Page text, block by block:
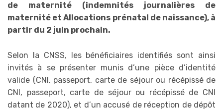
de maternité (indemnités journalières de
maternité et Allocations prénatal de naissance), à
partir du 2 juin prochain.
Selon la CNSS, les bénéficiaires identifiés sont ainsi
invités à se présenter munis d’une pièce d’identité
valide (CNI, passeport, carte de séjour ou récépissé de
CNI, passeport, carte de séjour ou récépissé de CNI
datant de 2020), et d’un accusé de réception de dépôt